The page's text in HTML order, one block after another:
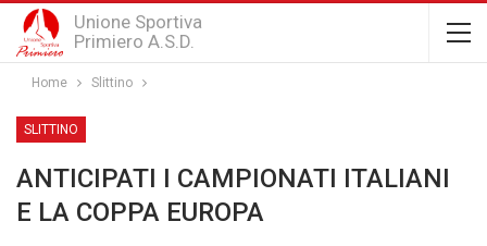
Unione Sportiva
Primiero A.S.D.
Home Slittino
SLITTINO
ANTICIPATI I CAMPIONATI ITALIANI
E LA COPPA EUROPA